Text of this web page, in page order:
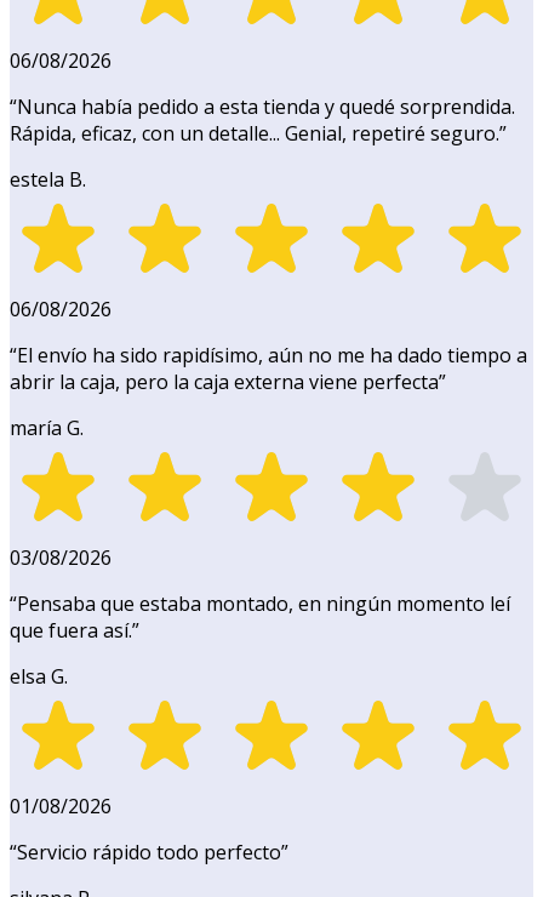
06/08/2026
“Nunca había pedido a esta tienda y quedé sorprendida.
Rápida, eficaz, con un detalle... Genial, repetiré seguro.”
estela B.
06/08/2026
“El envío ha sido rapidísimo, aún no me ha dado tiempo a
abrir la caja, pero la caja externa viene perfecta”
maría G.
03/08/2026
“Pensaba que estaba montado, en ningún momento leí
que fuera así.”
elsa G.
01/08/2026
“Servicio rápido todo perfecto”